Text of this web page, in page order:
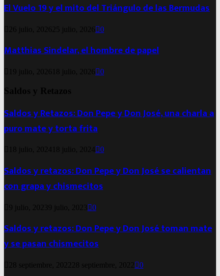
El Vuelo 19 y el mito del Triángulo de las Bermudas
26 julio, 2026 25 julio, 2026 0
Matthias Sindelar, el hombre de papel
19 julio, 2026 18 julio, 2026 0
Saldos y Retazos
Saldos y Retazos: Don Pepe y Don José, una charla a
puro mate y torta frita
18 julio, 2024 18 julio, 2024 0
Saldos y retazos: Don Pepe y Don José se calientan
con grapa y chismecitos
9 julio, 20239 julio, 2023 0
Saldos y retazos: Don Pepe y Don José toman mate
y se pasan chismecitos
28 septiembre, 2022 28 septiembre, 2022 0